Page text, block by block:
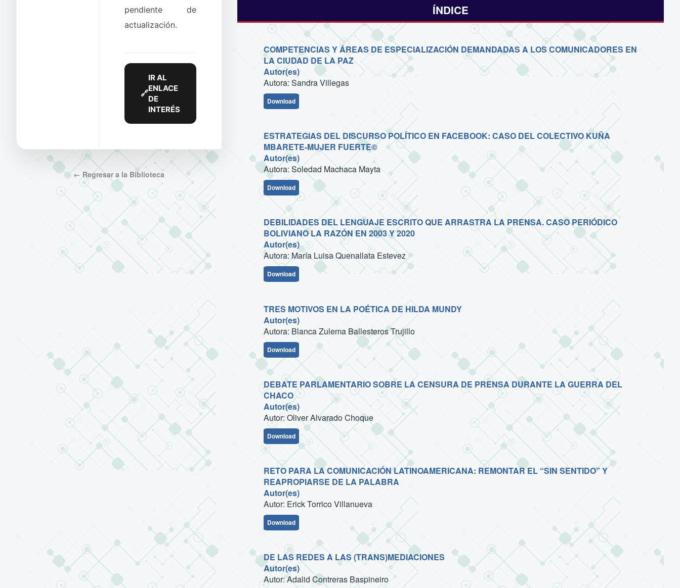
pendiente de
actualización.
🔗
IR AL
ENLACE
DE
INTERÉS
← Regresar a la Biblioteca
ÍNDICE
COMPETENCIAS Y ÁREAS DE ESPECIALIZACIÓN DEMANDADAS A LOS COMUNICADORES EN
LA CIUDAD DE LA PAZ
Autor(es)
Autora: Sandra Villegas
Download
ESTRATEGIAS DEL DISCURSO POLÍTICO EN FACEBOOK: CASO DEL COLECTIVO KUÑA
MBARETE-MUJER FUERTE©
Autor(es)
Autora: Soledad Machaca Mayta
Download
DEBILIDADES DEL LENGUAJE ESCRITO QUE ARRASTRA LA PRENSA. CASO PERIÓDICO
BOLIVIANO LA RAZÓN EN 2003 Y 2020
Autor(es)
Autora: María Luisa Quenallata Estevez
Download
TRES MOTIVOS EN LA POÉTICA DE HILDA MUNDY
Autor(es)
Autora: Blanca Zulema Ballesteros Trujillo
Download
DEBATE PARLAMENTARIO SOBRE LA CENSURA DE PRENSA DURANTE LA GUERRA DEL
CHACO
Autor(es)
Autor: Oliver Alvarado Choque
Download
RETO PARA LA COMUNICACIÓN LATINOAMERICANA: REMONTAR EL “SIN SENTIDO” Y
REAPROPIARSE DE LA PALABRA
Autor(es)
Autor: Erick Torrico Villanueva
Download
DE LAS REDES A LAS (TRANS)MEDIACIONES
Autor(es)
Autor: Adalid Contreras Baspineiro